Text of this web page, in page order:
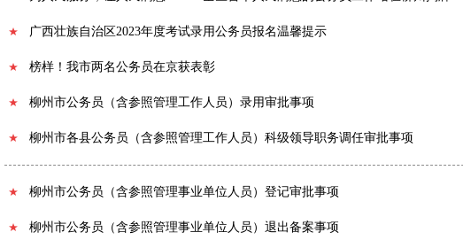
广西壮族自治区2023年度考试录用公务员报名温馨提示
榜样！我市两名公务员在京获表彰
柳州市公务员（含参照管理工作人员）录用审批事项
柳州市各县公务员（含参照管理工作人员）科级领导职务调任审批事项
柳州市公务员（含参照管理事业单位人员）登记审批事项
柳州市公务员（含参照管理事业单位人员）退出备案事项